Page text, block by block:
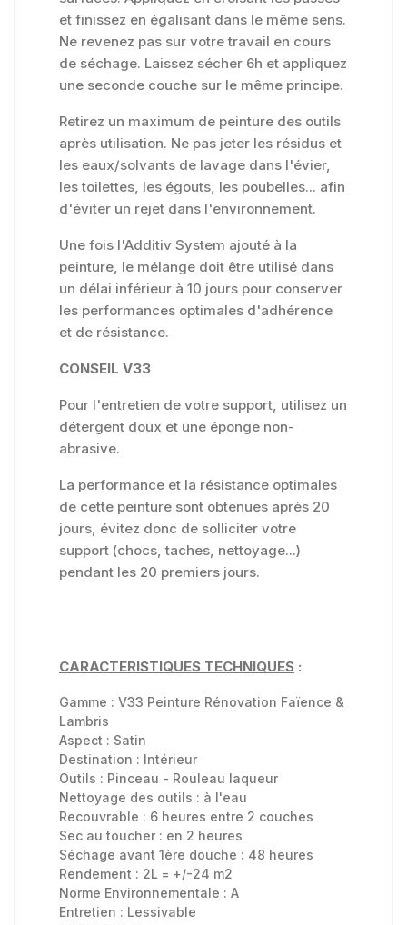
et finissez en égalisant dans le même sens.
Ne revenez pas sur votre travail en cours
de séchage. Laissez sécher 6h et appliquez
une seconde couche sur le même principe.
Retirez un maximum de peinture des outils
après utilisation. Ne pas jeter les résidus et
les eaux/solvants de lavage dans l'évier,
les toilettes, les égouts, les poubelles... afin
d'éviter un rejet dans l'environnement.
Une fois l'Additiv System ajouté à la
peinture, le mélange doit être utilisé dans
un délai inférieur à 10 jours pour conserver
les performances optimales d'adhérence
et de résistance.
CONSEIL V33
Pour l'entretien de votre support, utilisez un
détergent doux et une éponge non-
abrasive.
La performance et la résistance optimales
de cette peinture sont obtenues après 20
jours, évitez donc de solliciter votre
support (chocs, taches, nettoyage...)
pendant les 20 premiers jours.
CARACTERISTIQUES TECHNIQUES :
Gamme : V33 Peinture Rénovation Faïence &
Lambris
Aspect : Satin
Destination : Intérieur
Outils : Pinceau - Rouleau laqueur
Nettoyage des outils : à l'eau
Recouvrable : 6 heures entre 2 couches
Sec au toucher : en 2 heures
Séchage avant 1ère douche : 48 heures
Rendement : 2L = +/-24 m2
Norme Environnementale : A
Entretien : Lessivable